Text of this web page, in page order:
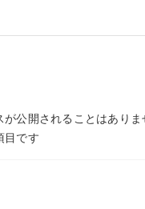
が公開されることはありま
目です